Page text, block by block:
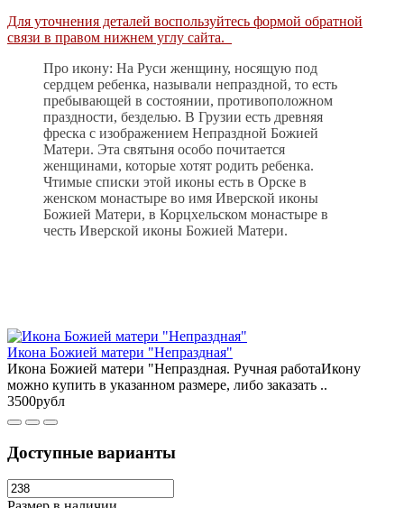
Для уточнения деталей воспользуйтесь формой обратной
связи в правом нижнем углу сайта.
Про икону: На Руси женщину, носящую под
сердцем ребенка, называли непраздной, то есть
пребывающей в состоянии, противоположном
праздности, безделью. В Грузии есть древняя
фреска с изображением Непраздной Божией
Матери. Эта святыня особо почитается
женщинами, которые хотят родить ребенка.
Чтимые списки этой иконы есть в Орске в
женском монастыре во имя Иверской иконы
Божией Матери, в Корцхельском монастыре в
честь Иверской иконы Божией Матери.
Икона Божией матери "Непраздная"
Икона Божией матери "Непраздная. Ручная работаИкону
можно купить в указанном размере, либо заказать ..
3500рубл
Доступные варианты